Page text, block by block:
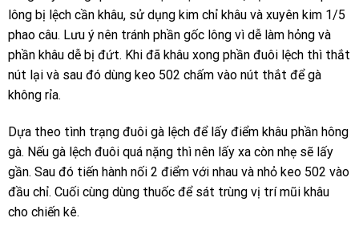
lông bị lệch cần khâu, sử dụng kim chỉ khâu và xuyên kim 1/5
phao câu. Lưu ý nên tránh phần gốc lông vì dễ làm hỏng và
phần khâu dễ bị đứt. Khi đã khâu xong phần đuôi lệch thì thắt
nút lại và sau đó dùng keo 502 chấm vào nút thắt để gà
không rỉa.
Dựa theo tình trạng đuôi gà lệch để lấy điểm khâu phần hông
gà. Nếu gà lệch đuôi quá nặng thì nên lấy xa còn nhẹ sẽ lấy
gần. Sau đó tiến hành nối 2 điểm với nhau và nhỏ keo 502 vào
đầu chỉ. Cuối cùng dùng thuốc để sát trùng vị trí mũi khâu
cho chiến kê.